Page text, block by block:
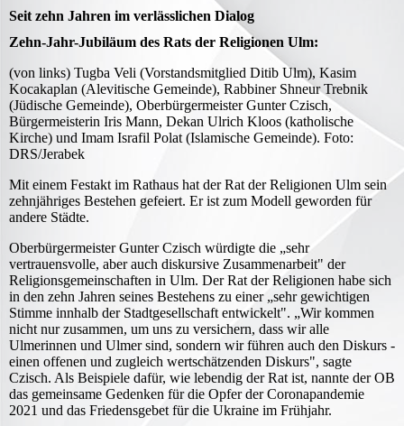
Seit zehn Jahren im verlässlichen Dialog
Zehn-Jahr-Jubiläum des Rats der Religionen Ulm:
(von links) Tugba Veli (Vorstandsmitglied Ditib Ulm), Kasim
Kocakaplan (Alevitische Gemeinde), Rabbiner Shneur Trebnik
(Jüdische Gemeinde), Oberbürgermeister Gunter Czisch,
Bürgermeisterin Iris Mann, Dekan Ulrich Kloos (katholische
Kirche) und Imam Israfil Polat (Islamische Gemeinde). Foto:
DRS/Jerabek
Mit einem Festakt im Rathaus hat der Rat der Religionen Ulm sein
zehnjähriges Bestehen gefeiert. Er ist zum Modell geworden für
andere Städte.
Oberbürgermeister Gunter Czisch würdigte die „sehr
vertrauensvolle, aber auch diskursive Zusammenarbeit" der
Religionsgemeinschaften in Ulm. Der Rat der Religionen habe sich
in den zehn Jahren seines Bestehens zu einer „sehr gewichtigen
Stimme innhalb der Stadtgesellschaft entwickelt". „Wir kommen
nicht nur zusammen, um uns zu versichern, dass wir alle
Ulmerinnen und Ulmer sind, sondern wir führen auch den Diskurs -
einen offenen und zugleich wertschätzenden Diskurs", sagte
Czisch. Als Beispiele dafür, wie lebendig der Rat ist, nannte der OB
das gemeinsame Gedenken für die Opfer der Coronapandemie
2021 und das Friedensgebet für die Ukraine im Frühjahr.